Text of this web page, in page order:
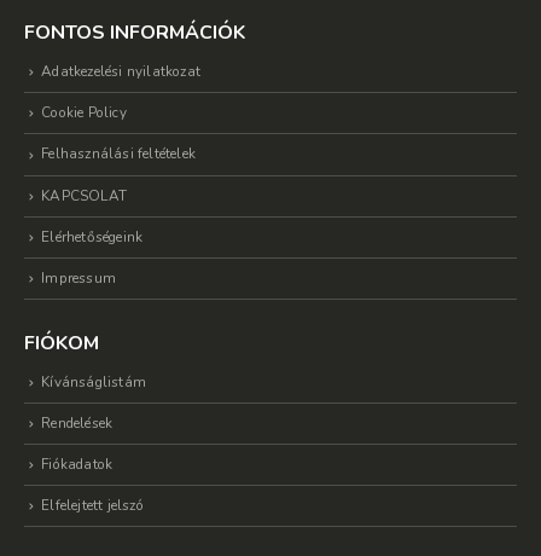
FONTOS INFORMÁCIÓK
Adatkezelési nyilatkozat
Cookie Policy
Felhasználási feltételek
KAPCSOLAT
Elérhetőségeink
Impressum
FIÓKOM
Kívánságlistám
Rendelések
Fiókadatok
Elfelejtett jelszó